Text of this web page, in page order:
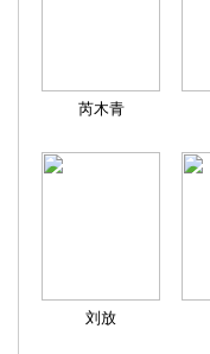
芮木青
刘放